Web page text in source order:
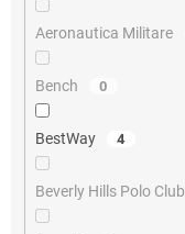
Aeronautica Militare
Bench 0
BestWay 4
Beverly Hills Polo Club